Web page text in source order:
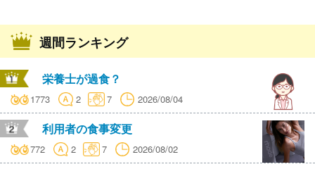
週間ランキング
栄養士が過食？
1773 2 7 2026/08/04
利用者の食事変更
772 2 7 2026/08/02